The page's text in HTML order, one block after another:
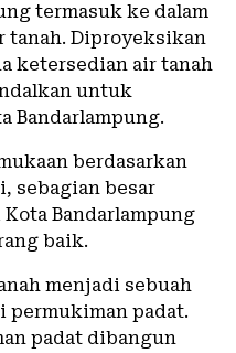
termasuk ke dalam
tanah. Diproyeksikan
ketersedian air tanah
untuk
Bandarlampung.
berdasarkan
sebagian besar
Bandarlampung
baik.
menjadi sebuah
permukiman padat.
padat dibangun